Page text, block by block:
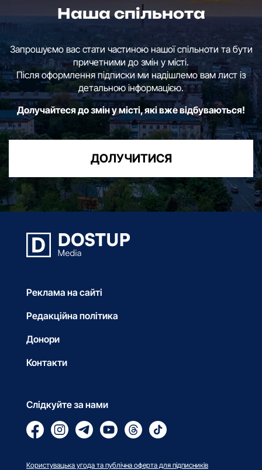
Наша спільнота
Запрошуємо вас стати частиною нашої спільноти та бути
причетними до змін у місті.
Після оформлення підписки ми надішлемо вам лист із
детальною інформацією.
Долучайтеся до змін у місті, які вже відбуваються!
ДОЛУЧИТИСЯ
Реклама на сайті
Редакційна політика
Донори
Контакти
Слідкуйте за нами
Користувацька угода та публічна оферта для підписників